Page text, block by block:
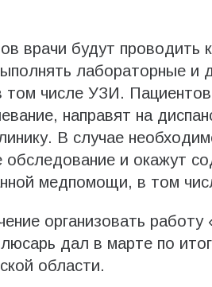
врачи будут проводить
лабораторные и
том числе УЗИ.
направят на
В случае
обследование и окажут
медпомощи, в том
организовать работу
дал в марте по
области.